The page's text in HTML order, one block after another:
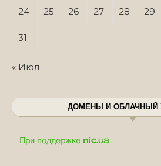
24 25 26 27 28 29
31
« Июл
ДОМЕНЫ И ОБЛАЧНЫЙ